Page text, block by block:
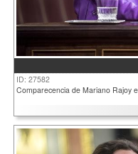
ID: 27582
Comparecencia de Mariano Rajoy